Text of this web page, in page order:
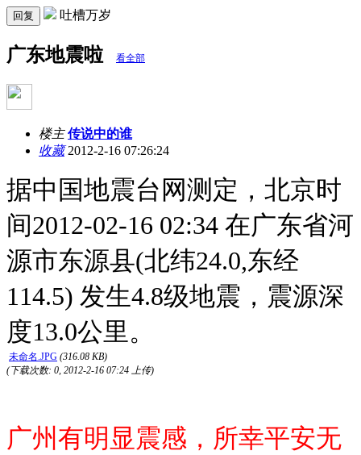
回复 吐槽万岁
广东地震啦 看全部
楼主 传说中的谁
收藏2012-2-16 07:26:24
据中国地震台网测定，北京时
间2012-02-16 02:34 在广东省河
源市东源县(北纬24.0,东经
114.5) 发生4.8级地震，震源深
度13.0公里。
未命名.JPG (316.08 KB)
(下载次数: 0, 2012-2-16 07:24 上传)
广州有明显震感，所幸平安无